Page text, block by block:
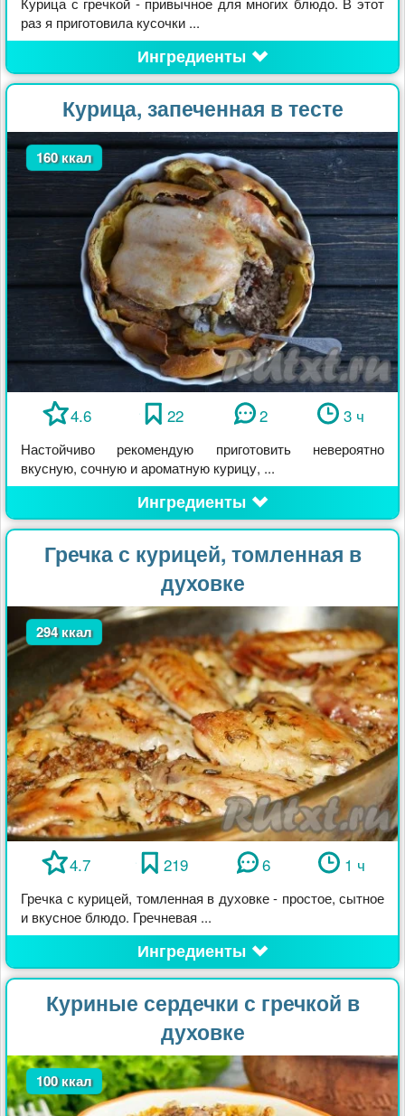
раз я приготовила кусочки ...
Ингредиенты
Курица, запеченная в тесте
160 ккал
4.6 22 2 3 ч
Настойчиво рекомендую приготовить невероятно
вкусную, сочную и ароматную курицу, ...
Ингредиенты
Гречка с курицей, томленная в
духовке
294 ккал
4.7 219 6 1 ч
Гречка с курицей, томленная в духовке - простое, сытное
и вкусное блюдо. Гречневая ...
Ингредиенты
Куриные сердечки с гречкой в
духовке
100 ккал